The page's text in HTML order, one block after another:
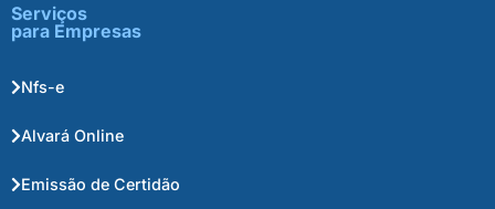
Serviços
para Empresas
Nfs-e
Alvará Online
Emissão de Certidão